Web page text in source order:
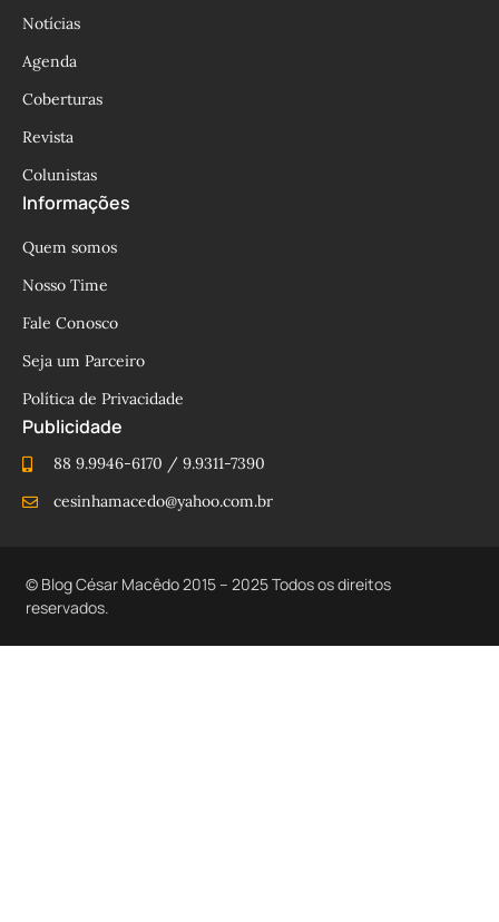
Notícias
Agenda
Coberturas
Revista
Colunistas
Informações
Quem somos
Nosso Time
Fale Conosco
Seja um Parceiro
Política de Privacidade
Publicidade
88 9.9946-6170 / 9.9311-7390
cesinhamacedo@yahoo.com.br
© Blog César Macêdo 2015 – 2025 Todos os direitos
reservados.